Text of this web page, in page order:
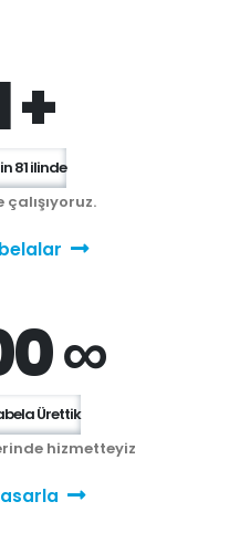
+
81 ilinde
çalışıyoruz.
∞
Ürettik
hizmetteyiz